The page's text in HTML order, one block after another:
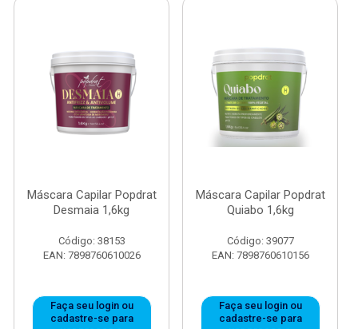
Máscara Capilar Popdrat
Desmaia 1,6kg
Código: 38153
EAN: 7898760610026
Faça seu login ou
cadastre-se para
Máscara Capilar Popdrat
Quiabo 1,6kg
Código: 39077
EAN: 7898760610156
Faça seu login ou
cadastre-se para